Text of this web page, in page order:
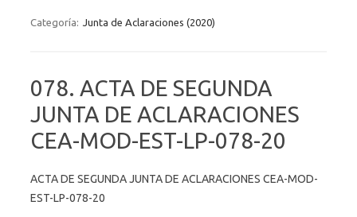
Categoría: Junta de Aclaraciones (2020)
078. ACTA DE SEGUNDA
JUNTA DE ACLARACIONES
CEA-MOD-EST-LP-078-20
ACTA DE SEGUNDA JUNTA DE ACLARACIONES CEA-MOD-
EST-LP-078-20